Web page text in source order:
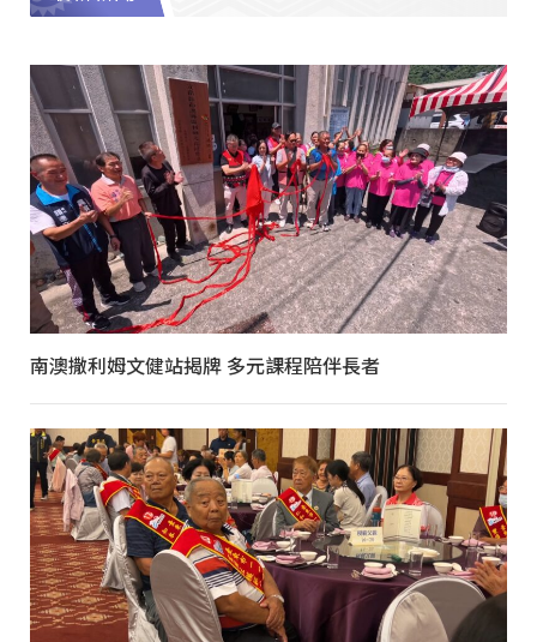
南澳撒利姆文健站揭牌 多元課程陪伴長者